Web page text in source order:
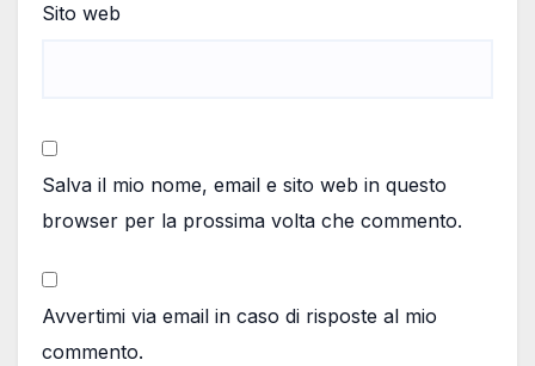
Sito web
Salva il mio nome, email e sito web in questo
browser per la prossima volta che commento.
Avvertimi via email in caso di risposte al mio
commento.